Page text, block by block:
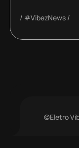
#VibezNews
©Eletro